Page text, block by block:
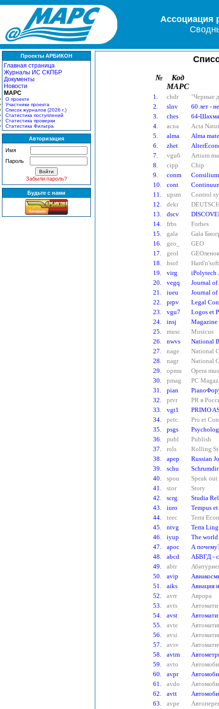
Ассоциация
Проекты АРБИКОН
Главная страница
Журналы ИС СКПБР
Документы
Новости
МАРС
О проекте
Участники проекта
Список журналов (2026 г.)
Статистика поступлений
Статистика проверки
Статистика Фильтра
Авторизация
Имя
Пароль
Забыли пароль?
Будьте с нами
№
Код
МАРС
1. chdr
"Черные
2.
slnv
60 лет -
3.
ches
64-
4.
acna
Acta
5.
alma
Alma
6.
zhet
7.
vgu6
Artium
8.
cipp
Chip
9.
conm
10.
cont
11.
upsm
Control
12.
dekr
13.
dscv
14.
frbs
Forbes
15.
gala
Gala
16.
geo_
GEO
17.
geol
GEOленок
18.
hsof
Hard'n'soft
19.
virg
iPolytech
20.
vegq
Journal of
21.
iueu
Journal
22.
prpv
Legal
23.
vgu7
Logos et
24.
insj
25.
musc
Musicus
26.
nwvs
National
27.
nage
National
28.
nagr
National
29.
opmu
Opera
30.
pmag
PC
31.
pian
32.
prvr
PR в
33.
vgt1
PRIMO
34.
petc
Pro et
35.
psgs
36.
publ
Publish
37.
rols
Rolling
38.
apep
Russian
39.
schu
40.
spou
Speak out
41.
stor
Story
42.
scrg
Studia
43.
iuro
Tempus
44.
teec
Terra
45.
ntvg
Terra
46.
iyup
The
47.
apoc
А
48.
abcd
АБВГД -
49.
abtr
50.
avip
51.
aiks
Авиация
52.
avrr
Аврора
53.
avts
54.
avst
55.
avte
56.
avsi
57.
avsv
58.
avtm
59.
avto
60.
avpr
61.
avdo
62.
avtt
63.
avpe